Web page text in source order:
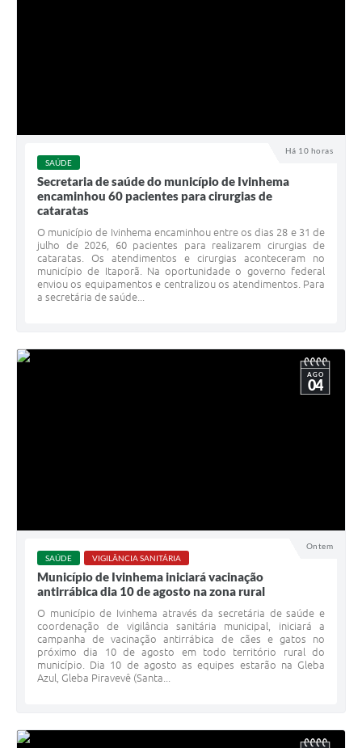
Há 10 horas
SAÚDE
Secretaria de saúde do município de Ivinhema
encaminhou 60 pacientes para cirurgias de
cataratas
O município de Ivinhema encaminhou entre os dias 28 e 31 de
julho de 2026, 60 pacientes para realizarem cirurgias de
cataratas. Os atendimentos e cirurgias aconteceram no
município de Itaporã. Na oportunidade o governo federal
enviou os equipamentos e centralizou os atendimentos. Para
a secretária de saúde...
Ontem
AGO
04
SAÚDE VIGILÂNCIA SANITÁRIA
Município de Ivinhema iniciará vacinação
antirrábica dia 10 de agosto na zona rural
O município de Ivinhema através da secretária de saúde e
coordenação de vigilância sanitária municipal, iniciará a
campanha de vacinação antirrábica de cães e gatos no
próximo dia 10 de agosto em todo território rural do
município. Dia 10 de agosto as equipes estarão na Gleba
Azul, Gleba Piravevê (Santa...